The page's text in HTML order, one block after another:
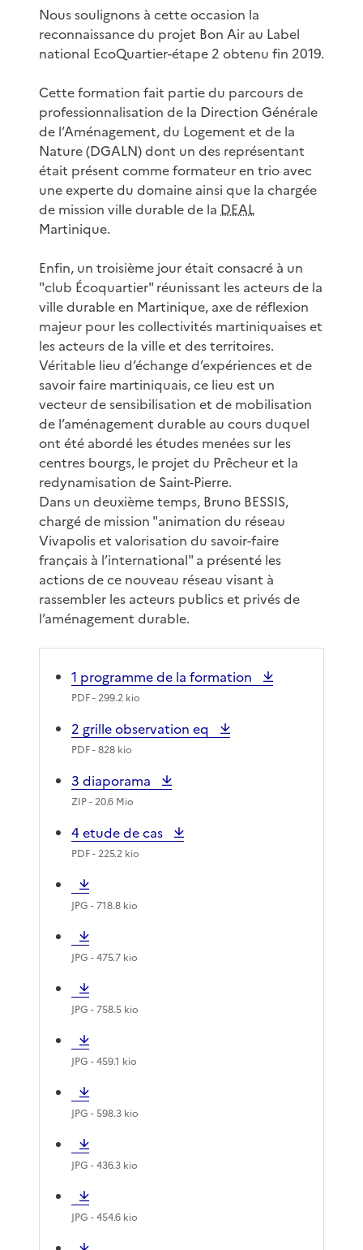
Nous soulignons à cette occasion la
reconnaissance du projet Bon Air au Label
national EcoQuartier-étape 2 obtenu fin 2019.
Cette formation fait partie du parcours de
professionnalisation de la Direction Générale
de l’Aménagement, du Logement et de la
Nature (DGALN) dont un des représentant
était présent comme formateur en trio avec
une experte du domaine ainsi que la chargée
de mission ville durable de la DEAL
Martinique.
Enfin, un troisième jour était consacré à un
"club Écoquartier" réunissant les acteurs de la
ville durable en Martinique, axe de réflexion
majeur pour les collectivités martiniquaises et
les acteurs de la ville et des territoires.
Véritable lieu d’échange d’expériences et de
savoir faire martiniquais, ce lieu est un
vecteur de sensibilisation et de mobilisation
de l’aménagement durable au cours duquel
ont été abordé les études menées sur les
centres bourgs, le projet du Prêcheur et la
redynamisation de Saint-Pierre.
Dans un deuxième temps, Bruno BESSIS,
chargé de mission "animation du réseau
Vivapolis et valorisation du savoir-faire
français à l’international" a présenté les
actions de ce nouveau réseau visant à
rassembler les acteurs publics et privés de
l’aménagement durable.
1 programme de la formation
PDF- 299.2 kio
2 grille observation eq
PDF- 828 kio
3 diaporama
ZIP- 20.6 Mio
4 etude de cas
PDF- 225.2 kio
JPG - 718.8 kio
JPG - 475.7 kio
JPG - 758.5 kio
JPG - 459.1 kio
JPG - 598.3 kio
JPG - 436.3 kio
JPG - 454.6 kio